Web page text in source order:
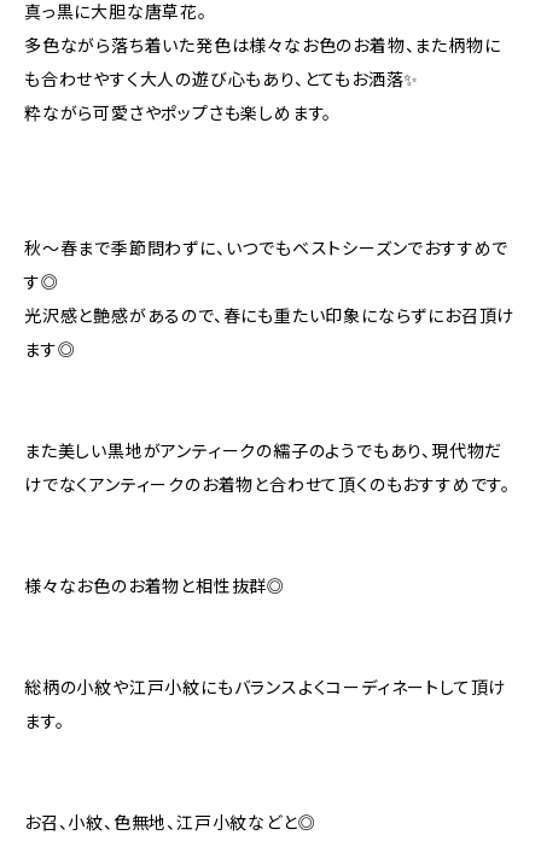
真っ黒に大胆な唐草花。
多色ながら落ち着いた発色は様々なお色のお着物、また柄物に
も合わせやすく大人の遊び心もあり、とてもお洒落✨
粋ながら可愛さやポップさも楽しめます。
秋〜春まで季節問わずに、いつでもベストシーズンでおすすめで
す◎
光沢感と艶感があるので、春にも重たい印象にならずにお召頂け
ます◎
また美しい黒地がアンティークの繻子のようでもあり、現代物だ
けでなくアンティークのお着物と合わせて頂くのもおすすめです。
様々なお色のお着物と相性抜群◎
総柄の小紋や江戸小紋にもバランスよくコーディネートして頂け
ます。
お召、小紋、色無地、江戸小紋などと◎